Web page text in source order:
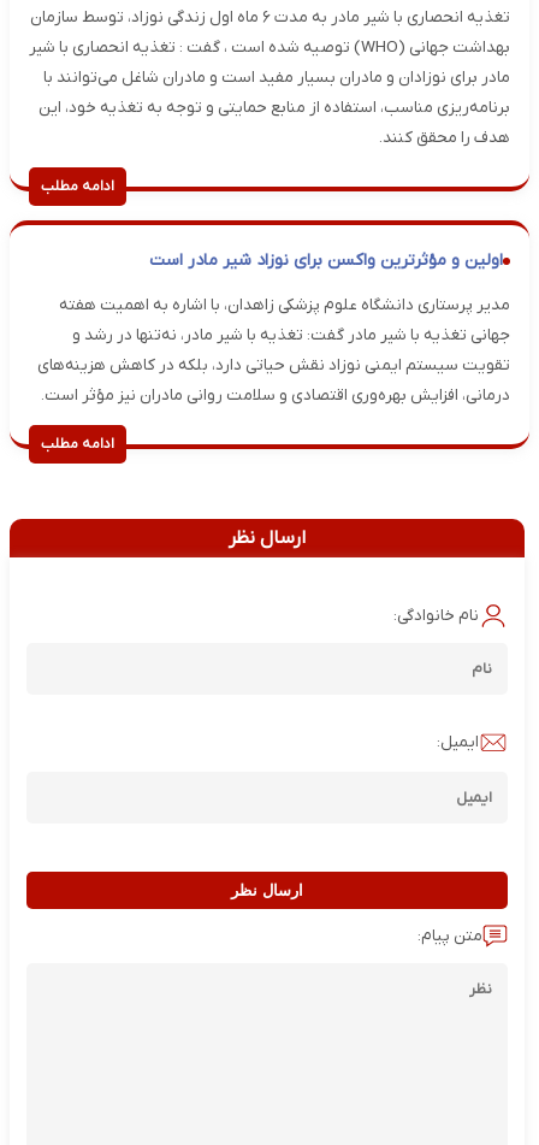
تغذیه انحصاری با شیر مادر به مدت ۶ ماه اول زندگی نوزاد، توسط سازمان
بهداشت جهانی (WHO) توصیه شده است ، گفت : تغذیه انحصاری با شیر
مادر برای نوزادان و مادران بسیار مفید است و مادران شاغل می‌توانند با
برنامه‌ریزی مناسب، استفاده از منابع حمایتی و توجه به تغذیه خود، این
هدف را محقق کنند.
ادامه مطلب
اولین و مؤثرترین واکسن برای نوزاد شیر مادر است
مدیر پرستاری دانشگاه علوم پزشکی زاهدان، با اشاره به اهمیت هفته
جهانی تغذیه با شیر مادر گفت: تغذیه با شیر مادر، نه‌تنها در رشد و
تقویت سیستم ایمنی نوزاد نقش حیاتی دارد، بلکه در کاهش هزینه‌های
درمانی، افزایش بهره‌وری اقتصادی و سلامت روانی مادران نیز مؤثر است.
ادامه مطلب
ارسال نظر
نام خانوادگی:
ایمیل:
ارسال نظر
متن پیام: